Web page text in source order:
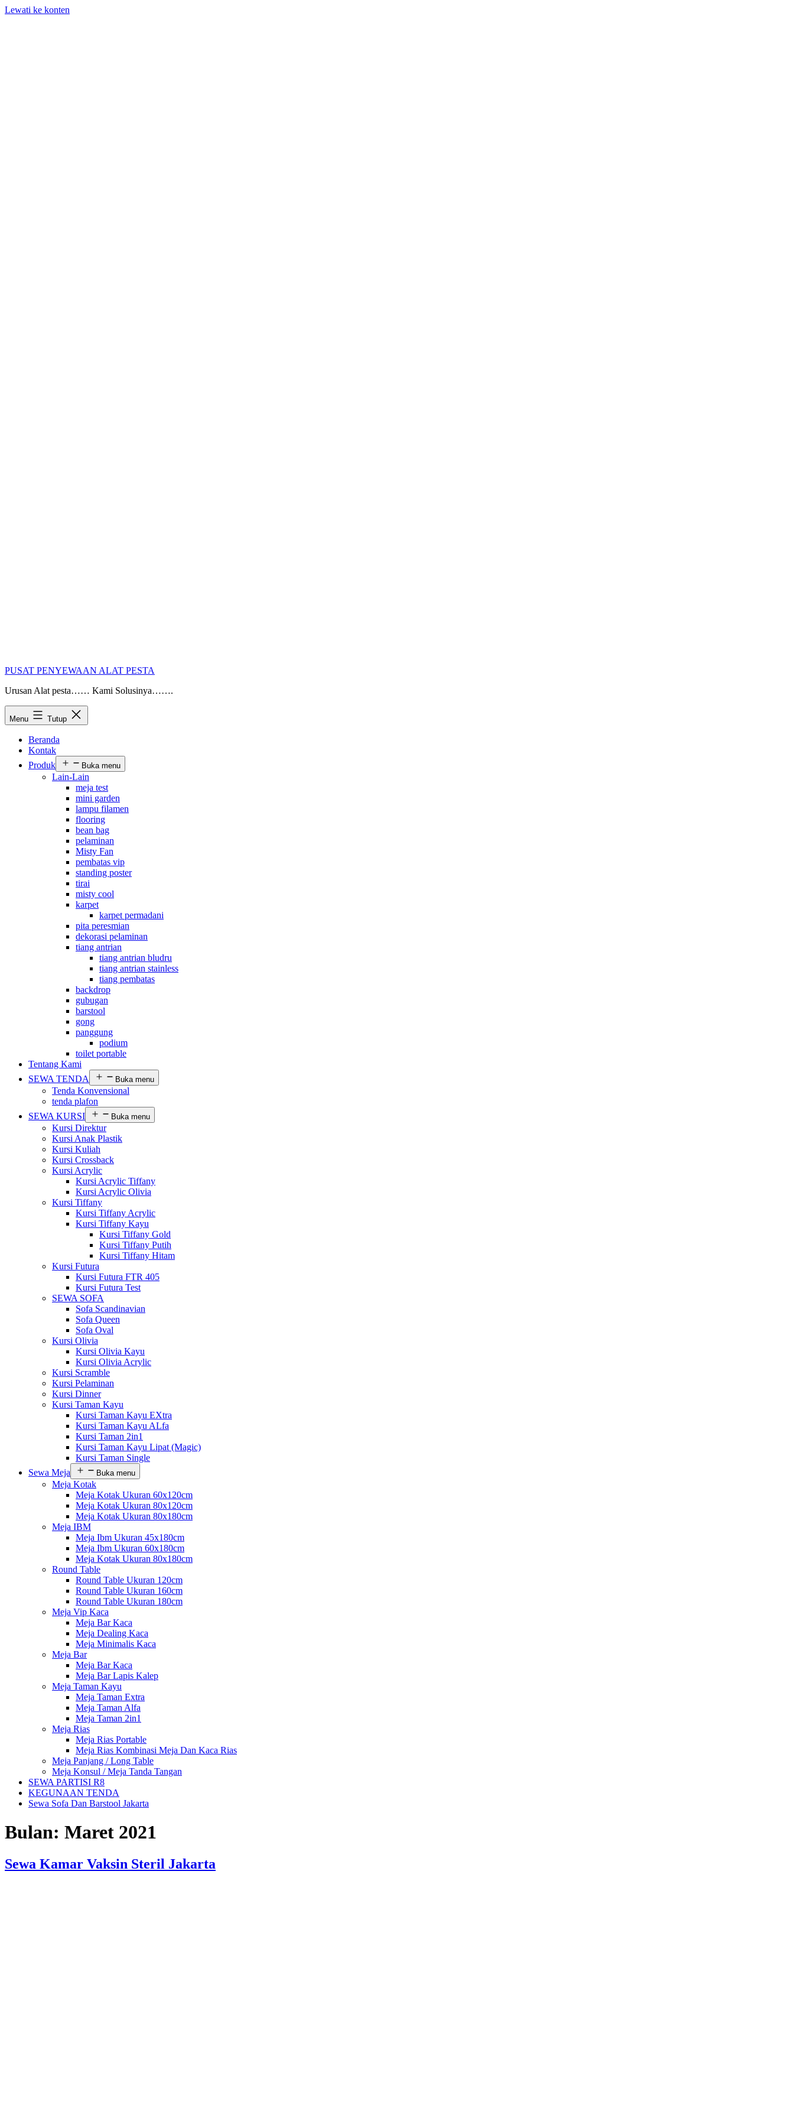
Lewati ke konten
PUSAT PENYEWAAN ALAT PESTA
Urusan Alat pesta…… Kami Solusinya…….
Menu Tutup
Beranda
Kontak
Produk
Buka menu
Lain-Lain
meja test
mini garden
lampu filamen
flooring
bean bag
pelaminan
Misty Fan
pembatas vip
standing poster
tirai
misty cool
karpet
karpet permadani
pita peresmian
dekorasi pelaminan
tiang antrian
tiang antrian bludru
tiang antrian stainless
tiang pembatas
backdrop
gubugan
barstool
gong
panggung
podium
toilet portable
Tentang Kami
SEWA TENDA
Buka menu
Tenda Konvensional
tenda plafon
SEWA KURSI
Buka menu
Kursi Direktur
Kursi Anak Plastik
Kursi Kuliah
Kursi Crossback
Kursi Acrylic
Kursi Acrylic Tiffany
Kursi Acrylic Olivia
Kursi Tiffany
Kursi Tiffany Acrylic
Kursi Tiffany Kayu
Kursi Tiffany Gold
Kursi Tiffany Putih
Kursi Tiffany Hitam
Kursi Futura
Kursi Futura FTR 405
Kursi Futura Test
SEWA SOFA
Sofa Scandinavian
Sofa Queen
Sofa Oval
Kursi Olivia
Kursi Olivia Kayu
Kursi Olivia Acrylic
Kursi Scramble
Kursi Pelaminan
Kursi Dinner
Kursi Taman Kayu
Kursi Taman Kayu EXtra
Kursi Taman Kayu ALfa
Kursi Taman 2in1
Kursi Taman Kayu Lipat (Magic)
Kursi Taman Single
Sewa Meja
Buka menu
Meja Kotak
Meja Kotak Ukuran 60x120cm
Meja Kotak Ukuran 80x120cm
Meja Kotak Ukuran 80x180cm
Meja IBM
Meja Ibm Ukuran 45x180cm
Meja Ibm Ukuran 60x180cm
Meja Kotak Ukuran 80x180cm
Round Table
Round Table Ukuran 120cm
Round Table Ukuran 160cm
Round Table Ukuran 180cm
Meja Vip Kaca
Meja Bar Kaca
Meja Dealing Kaca
Meja Minimalis Kaca
Meja Bar
Meja Bar Kaca
Meja Bar Lapis Kalep
Meja Taman Kayu
Meja Taman Extra
Meja Taman Alfa
Meja Taman 2in1
Meja Rias
Meja Rias Portable
Meja Rias Kombinasi Meja Dan Kaca Rias
Meja Panjang / Long Table
Meja Konsul / Meja Tanda Tangan
SEWA PARTISI R8
KEGUNAAN TENDA
Sewa Sofa Dan Barstool Jakarta
Bulan: Maret 2021
Sewa Kamar Vaksin Steril Jakarta